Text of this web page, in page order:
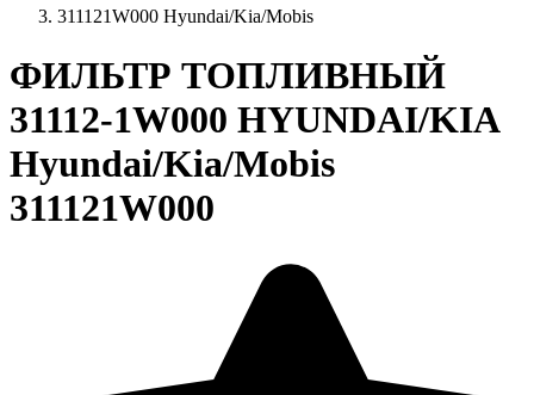
311121W000 Hyundai/Kia/Mobis
ФИЛЬТР ТОПЛИВНЫЙ
31112-1W000 HYUNDAI/KIA
Hyundai/Kia/Mobis
311121W000